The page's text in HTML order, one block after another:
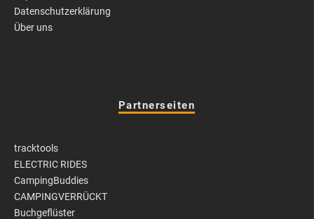
Datenschutzerklärung
Über uns
Partnerseiten
tracktools
ELECTRIC RIDES
CampingBuddies
CAMPINGVERRÜCKT
Buchgeflüster